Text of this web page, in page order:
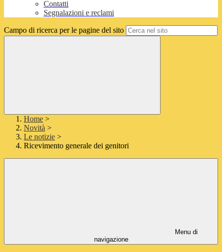
Contatti
Segnalazioni e reclami
Campo di ricerca per le pagine del sito
Home >
Novità >
Le notizie >
Ricevimento generale dei genitori
Menu di
navigazione